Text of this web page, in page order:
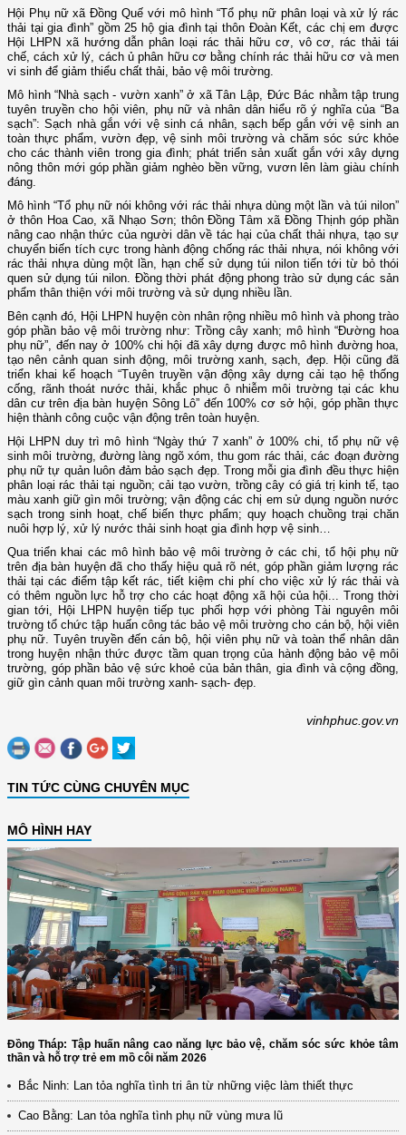
Hội Phụ nữ xã Đồng Quế với mô hình “Tổ phụ nữ phân loại và xử lý rác
thải tại gia đình” gồm 25 hộ gia đình tại thôn Đoàn Kết, các chị em được
Hội LHPN xã hướng dẫn phân loại rác thải hữu cơ, vô cơ, rác thải tái
chế, cách xử lý, cách ủ phân hữu cơ bằng chính rác thải hữu cơ và men
vi sinh để giảm thiểu chất thải, bảo vệ môi trường.
Mô hình “Nhà sạch - vườn xanh” ở xã Tân Lập, Đức Bác nhằm tập trung
tuyên truyền cho hội viên, phụ nữ và nhân dân hiểu rõ ý nghĩa của “Ba
sạch”: Sạch nhà gắn với vệ sinh cá nhân, sạch bếp gắn với vệ sinh an
toàn thực phẩm, vườn đẹp, vệ sinh môi trường và chăm sóc sức khỏe
cho các thành viên trong gia đình; phát triển sản xuất gắn với xây dựng
nông thôn mới góp phần giảm nghèo bền vững, vươn lên làm giàu chính
đáng.
Mô hình “Tổ phụ nữ nói không với rác thải nhựa dùng một lần và túi nilon”
ở thôn Hoa Cao, xã Nhạo Sơn; thôn Đồng Tâm xã Đồng Thịnh góp phần
nâng cao nhận thức của người dân về tác hại của chất thải nhựa, tạo sự
chuyển biến tích cực trong hành động chống rác thải nhựa, nói không với
rác thải nhựa dùng một lần, hạn chế sử dụng túi nilon tiến tới từ bỏ thói
quen sử dụng túi nilon. Đồng thời phát động phong trào sử dụng các sản
phẩm thân thiện với môi trường và sử dụng nhiều lần.
Bên cạnh đó, Hội LHPN huyện còn nhân rộng nhiều mô hình và phong trào
góp phần bảo vệ môi trường như: Trồng cây xanh; mô hình “Đường hoa
phụ nữ”, đến nay ở 100% chi hội đã xây dựng được mô hình đường hoa,
tạo nên cảnh quan sinh động, môi trường xanh, sạch, đẹp. Hội cũng đã
triển khai kế hoạch “Tuyên truyền vận động xây dựng cải tạo hệ thống
cống, rãnh thoát nước thải, khắc phục ô nhiễm môi trường tại các khu
dân cư trên địa bàn huyện Sông Lô” đến 100% cơ sở hội, góp phần thực
hiện thành công cuộc vận động trên toàn huyện.
Hội LHPN duy trì mô hình “Ngày thứ 7 xanh” ở 100% chi, tổ phụ nữ vệ
sinh môi trường, đường làng ngõ xóm, thu gom rác thải, các đoạn đường
phụ nữ tự quản luôn đảm bảo sạch đẹp. Trong mỗi gia đình đều thực hiện
phân loại rác thải tại nguồn; cải tạo vườn, trồng cây có giá trị kinh tế, tạo
màu xanh giữ gìn môi trường; vận động các chị em sử dụng nguồn nước
sạch trong sinh hoạt, chế biến thực phẩm; quy hoạch chuồng trại chăn
nuôi hợp lý, xử lý nước thải sinh hoạt gia đình hợp vệ sinh…
Qua triển khai các mô hình bảo vệ môi trường ở các chi, tổ hội phụ nữ
trên địa bàn huyện đã cho thấy hiệu quả rõ nét, góp phần giảm lượng rác
thải tại các điểm tập kết rác, tiết kiệm chi phí cho việc xử lý rác thải và
có thêm nguồn lực hỗ trợ cho các hoạt động xã hội của hội... Trong thời
gian tới, Hội LHPN huyện tiếp tục phối hợp với phòng Tài nguyên môi
trường tổ chức tập huấn công tác bảo vệ môi trường cho cán bộ, hội viên
phụ nữ. Tuyên truyền đến cán bộ, hội viên phụ nữ và toàn thể nhân dân
trong huyện nhận thức được tầm quan trọng của hành động bảo vệ môi
trường, góp phần bảo vệ sức khoẻ của bản thân, gia đình và cộng đồng,
giữ gìn cảnh quan môi trường xanh- sạch- đẹp.
vinhphuc.gov.vn
TIN TỨC CÙNG CHUYÊN MỤC
MÔ HÌNH HAY
Đồng Tháp: Tập huấn nâng cao năng lực bảo vệ, chăm sóc sức khỏe tâm
thần và hỗ trợ trẻ em mồ côi năm 2026
Bắc Ninh: Lan tỏa nghĩa tình tri ân từ những việc làm thiết thực
Cao Bằng: Lan tỏa nghĩa tình phụ nữ vùng mưa lũ